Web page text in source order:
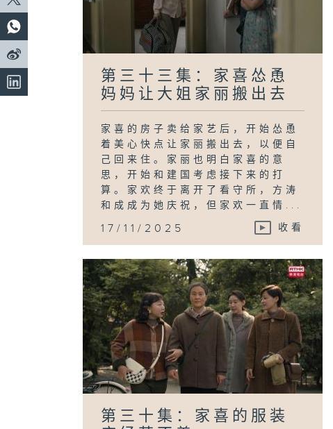
第三十三集：家喜怂恿
妈妈让大姐家丽搬出去
家喜的房子卖给家艺后，开始怂恿
着美心快点让家丽搬出去，以便自
己回来住。家丽也明白家喜的意
思，开始和建国考虑接下来的打
算。家欢终于离开了看守所，方涛
和成成为她庆祝，但家欢一直情...
17/11/2025 收看
第三十集：家喜的服装